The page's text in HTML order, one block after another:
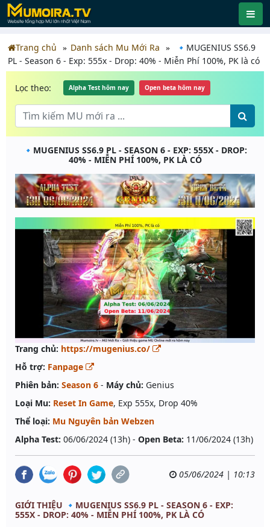
Trang chủ Danh sách Mu Mới Ra
🔹MUGENIUS SS6.9
PL - Season 6 - Exp: 555x - Drop: 40% - Miễn Phí 100%, PK là có
Lọc theo: Alpha Test hôm nay Open beta hôm nay
🔹MUGENIUS SS6.9 PL - SEASON 6 - EXP: 555X - DROP:
40% - MIỄN PHÍ 100%, PK LÀ CÓ
Trang chủ: https://mugenius.co/
Hỗ trợ: Fanpage
Phiên bản: Season 6 - Máy chủ: Genius
Loại Mu: Reset In Game, Exp 555x, Drop 40%
Thể loại: Mu Nguyên bản Webzen
Alpha Test: 06/06/2024 (13h) - Open Beta: 11/06/2024 (13h)
05/06/2024 | 10:13
GIỚI THIỆU 🔹MUGENIUS SS6.9 PL - SEASON 6 - EXP:
555X - DROP: 40% - MIỄN PHÍ 100%, PK LÀ CÓ